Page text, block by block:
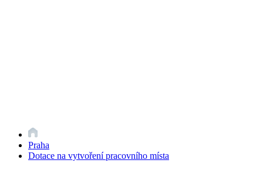
Praha
Dotace na vytvoření pracovního místa